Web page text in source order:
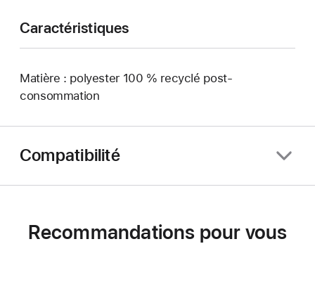
Caractéristiques
Matière : polyester 100 % recyclé post-
consommation
Compatibilité
Recommandations pour vous